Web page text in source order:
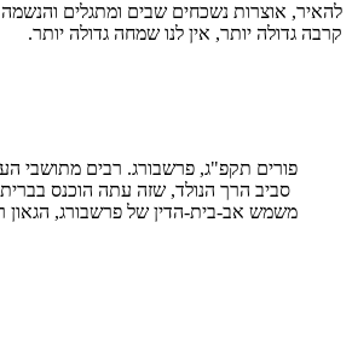
להאיר, אוצרות נשכחים שבים ומתגלים
קרבה גדולה יותר, אין לנו שמחה גדולה יותר.
פורים תקפ"ג, פרשבורג. רבים מתושבי
סביב הרך הנולד, שזה עתה הוכנס
משמש אב-בית-הדין של פרשבורג, הגאון